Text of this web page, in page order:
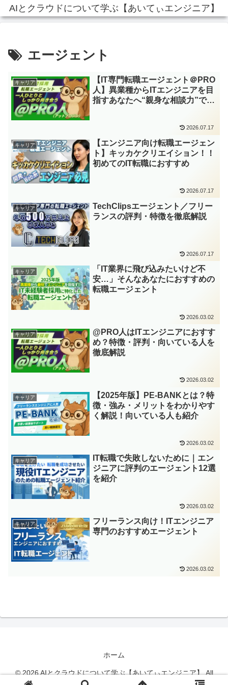
AIとクラウドについて学ぶ【あいてぃエンジニア】
エージェント
キャリア
【IT専門転職エージェント＠PRO
人】異業種からITエンジニアを目
指すあなたへ“親身な相談力”で理
2026.07.17
キャリア
【エンジニア向け転職エージェン
ト】キッカケクリエイション！！
初めてのIT転職におすすめ
2026.07.17
キャリア
TechClipsエージェント／フリー
ランスの評判・特徴を徹底解説
2026.07.17
キャリア
「IT業界に飛び込みたいけど不
安…」そんなあなたにおすすめの
転職エージェント
2026.03.02
キャリア
@PRO人はITエンジニアにおすす
め？特徴・評判・向いている人を
徹底解説
2026.03.02
キャリア
【2025年版】PE-BANKとは？特
徴・強み・メリットをわかりやす
く解説！向いている人も紹介
2026.03.02
キャリア
IT転職で失敗しないために｜エン
ジニアに評判のエージェント12選
を紹介
2026.03.02
キャリア
フリーランス向け！ITエンジニア
専門のおすすめエージェント
2026.03.02
ホーム
© 2026 AIとクラウドについて学ぶ【あいてぃエンジニア】 All